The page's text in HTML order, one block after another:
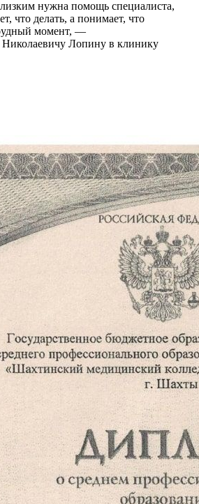
нужна помощь специалиста,
что делать, а понимает, что
момент, —
Николаевичу Лопину в клинику